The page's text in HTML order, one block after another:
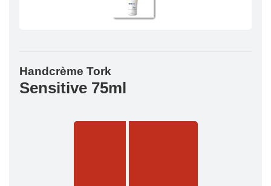
Handcrème Tork
Sensitive 75ml